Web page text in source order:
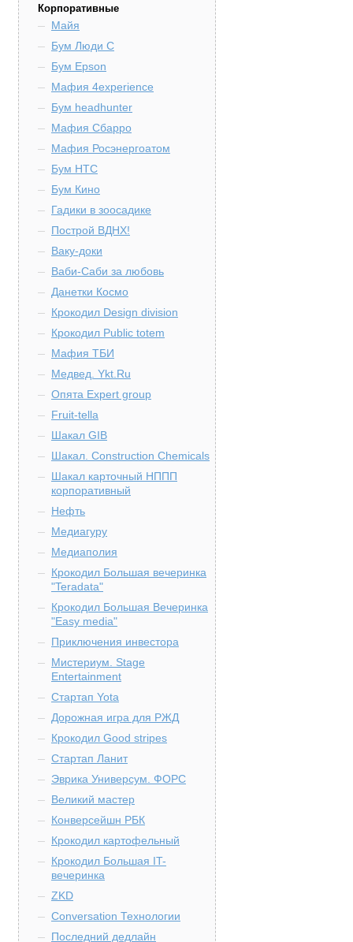
Корпоративные
Майя
Бум Люди С
Бум Epson
Мафия 4experience
Бум headhunter
Мафия Сбарро
Мафия Росэнергоатом
Бум HTC
Бум Кино
Гадики в зоосадике
Построй ВДНХ!
Ваку-доки
Ваби-Саби за любовь
Данетки Космо
Крокодил Design division
Крокодил Public totem
Мафия ТБИ
Медвед. Ykt.Ru
Опята Expert group
Fruit-tella
Шакал GIB
Шакал. Construction Chemicals
Шакал карточный НППП
корпоративный
Нефть
Медиагуру
Медиаполия
Крокодил Большая вечеринка
"Teradata"
Крокодил Большая Вечеринка
"Easy media"
Приключения инвестора
Мистериум. Stage
Entertainment
Стартап Yota
Дорожная игра для РЖД
Крокодил Good stripes
Стартап Ланит
Эврика Универсум. ФОРС
Великий мастер
Конверсейшн РБК
Крокодил картофельный
Крокодил Большая IT-
вечеринка
ZKD
Conversation Технологии
Последний дедлайн